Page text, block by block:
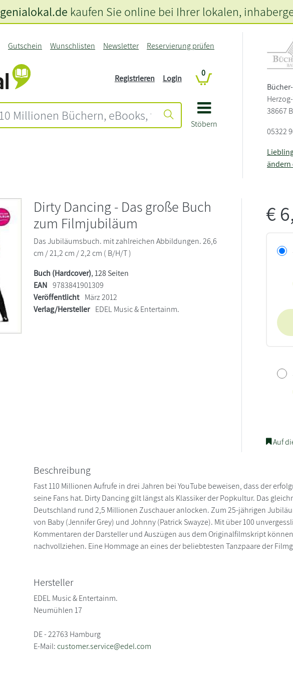
Stöbern
Gutschein Wunschlisten Newsletter Reservierung prüfen
Registrieren Login
0
38667
05322
ändern
genialokal.de kaufen Sie online bei Ihrer lokalen,
Dirty Dancing - Das große Buch
zum Filmjubiläum
Das Jubiläumsbuch. mit zahlreichen Abbildungen. 26,6
cm / 21,2 cm / 2,2 cm ( B/H/T )
Buch (Hardcover), 128 Seiten
EAN 9783841901309
Veröffentlicht März 2012
Verlag/Hersteller EDEL Music & Entertainm.
€
Auf
Beschreibung
Fast 110 Millionen Aufrufe in drei Jahren bei YouTube beweisen, dass der
seine Fans hat. Dirty Dancing gilt längst als Klassiker der Popkultur. Das
Deutschland rund 2,5 Millionen Zuschauer anlocken. Zum 25-jährigen
von Baby (Jennifer Grey) und Johnny (Patrick Swayze). Mit über 100
Kommentaren der Darsteller und Auszügen aus dem Originalfilmskript
nachvollziehen. Eine Hommage an eines der beliebtesten Tanzpaare der
Hersteller
EDEL Music & Entertainm.
Neumühlen 17
DE - 22763 Hamburg
E-Mail:customer.service@edel.com